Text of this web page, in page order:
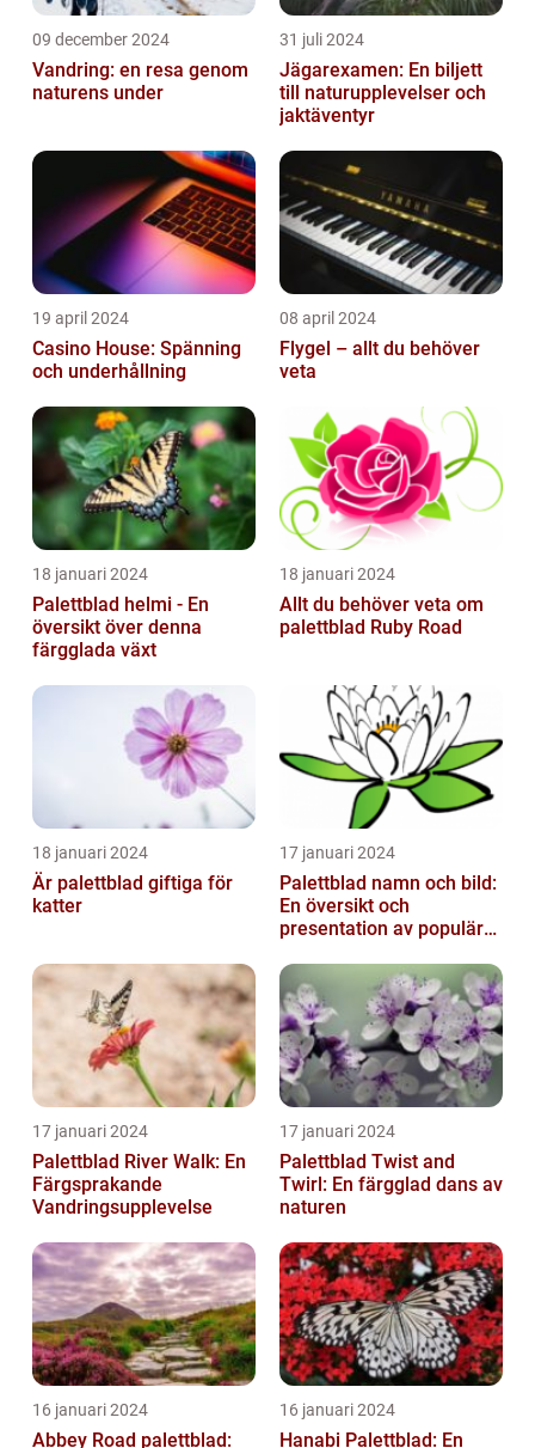
09 december 2024
Vandring: en resa genom
naturens under
31 juli 2024
Jägarexamen: En biljett
till naturupplevelser och
jaktäventyr
19 april 2024
Casino House: Spänning
och underhållning
08 april 2024
Flygel – allt du behöver
veta
18 januari 2024
Palettblad helmi - En
översikt över denna
färgglada växt
18 januari 2024
Allt du behöver veta om
palettblad Ruby Road
18 januari 2024
Är palettblad giftiga för
katter
17 januari 2024
Palettblad namn och bild:
En översikt och
presentation av populära
17 januari 2024
Palettblad River Walk: En
Färgsprakande
Vandringsupplevelse
17 januari 2024
Palettblad Twist and
Twirl: En färgglad dans av
naturen
16 januari 2024
Abbey Road palettblad:
16 januari 2024
Hanabi Palettblad: En